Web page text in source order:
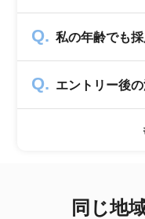
していますの
一切発生致しま
私の年齢でも
業のみ掲載を
就職実績も多
ぜひ紹介依頼
エントリー後
ーとヒアリン
同じ地